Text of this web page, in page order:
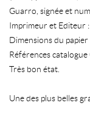
Guarro, signée et
Imprimeur et Editeur
Dimensions du papier
Références catalogue
Très bon état.
Une des plus belles